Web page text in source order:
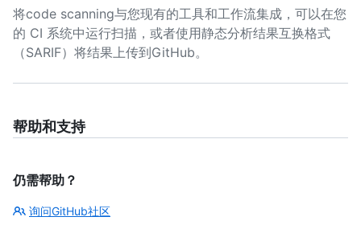
将code scanning与您现有的工具和工作流集成，可以在您
的 CI 系统中运行扫描，或者使用静态分析结果互换格式
（SARIF）将结果上传到GitHub。
帮助和支持
仍需帮助？
询问GitHub社区